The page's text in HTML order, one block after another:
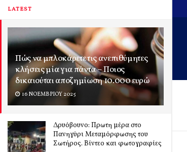
LATEST
Πώς να μπλοκάρετε τις ανεπιθύμητες
κλήσεις μία για πάντα – Ποιος
δικαιούται αποζημίωση 10.000 ευρώ
16 ΝΟΕΜΒΡΊΟΥ 2025
Δρυόβουνο: Πρωτη μέρα στο
Πανηγύρι Μεταμόρφωσης του
Σωτήρος. Βίντεο και φωτογραφίες